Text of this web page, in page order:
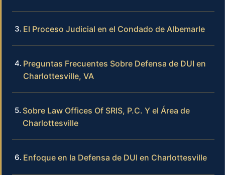
El Proceso Judicial en el Condado de Albemarle
Preguntas Frecuentes Sobre Defensa de DUI en
Charlottesville, VA
Sobre Law Offices Of SRIS, P.C. Y el Área de
Charlottesville
Enfoque en la Defensa de DUI en Charlottesville